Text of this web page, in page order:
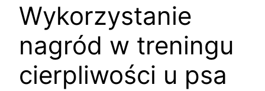
Wykorzystanie
nagród w treningu
cierpliwości u psa